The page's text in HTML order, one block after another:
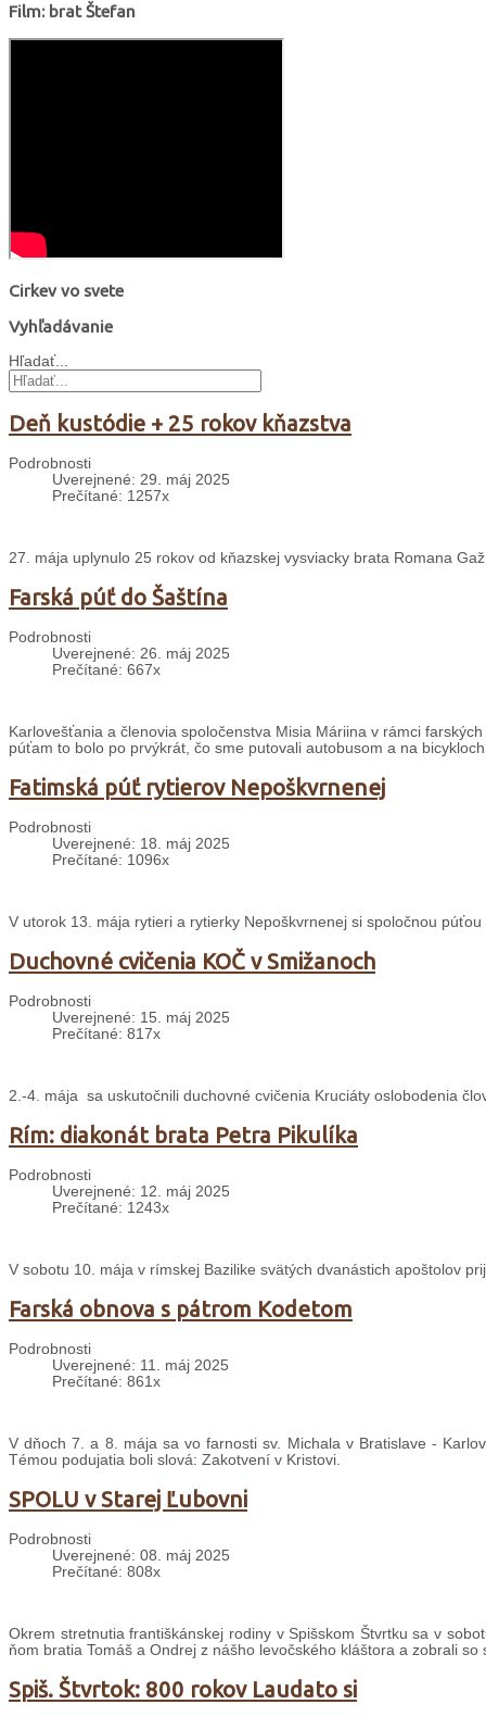
Film: brat Štefan
Cirkev vo svete
Vyhľadávanie
Hľadať...
Deň kustódie + 25 rokov kňazstva
Podrobnosti
Uverejnené: 29. máj 2025
Prečítané: 1257x
27. mája uplynulo 25 rokov od kňazskej vysviacky brata Romana
Farská púť do Šaštína
Podrobnosti
Uverejnené: 26. máj 2025
Prečítané: 667x
Karlovešťania a členovia spoločenstva Misia Máriina v rámci
púťam to bolo po prvýkrát, čo sme putovali autobusom a na
Fatimská púť rytierov Nepoškvrnenej
Podrobnosti
Uverejnené: 18. máj 2025
Prečítané: 1096x
V utorok 13. mája rytieri a rytierky Nepoškvrnenej si spoločnou
Duchovné cvičenia KOČ v Smižanoch
Podrobnosti
Uverejnené: 15. máj 2025
Prečítané: 817x
2.-4. mája sa uskutočnili duchovné cvičenia Kruciáty oslobodenia
Rím: diakonát brata Petra Pikulíka
Podrobnosti
Uverejnené: 12. máj 2025
Prečítané: 1243x
V sobotu 10. mája v rímskej Bazilike svätých dvanástich apoštolov
Farská obnova s pátrom Kodetom
Podrobnosti
Uverejnené: 11. máj 2025
Prečítané: 861x
V dňoch 7. a 8. mája sa vo farnosti sv. Michala v Bratislave -
Témou podujatia boli slová: Zakotvení v Kristovi.
SPOLU v Starej Ľubovni
Podrobnosti
Uverejnené: 08. máj 2025
Prečítané: 808x
Okrem stretnutia františkánskej rodiny v Spišskom Štvrtku sa v
ňom bratia Tomáš a Ondrej z nášho levočského kláštora a zobrali
Spiš. Štvrtok: 800 rokov Laudato si